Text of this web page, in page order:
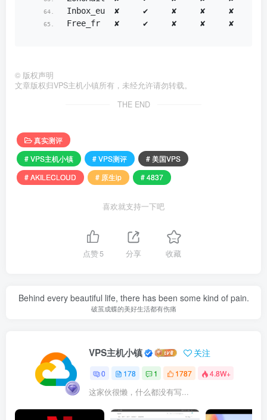
Inbox_eu  ✘     ✔     ✘     ✘     ✘
Free_fr   ✘     ✔     ✘     ✘     ✘
© 版权声明
文章版权归VPS主机小镇所有，未经允许请勿转载。
THE END
真实测评
# VPS主机小镇
# VPS测评
# 美国VPS
# AKILECLOUD
# 原生ip # 4837
喜欢就支持一下吧
点赞5 分享 收藏
Behind every beautiful life, there has been some kind of pain.
破茧成蝶的美好生活都有伤痛
VPS主机小镇 关注
0 178 1 1787 4.8W+
这家伙很懒，什么都没有写...